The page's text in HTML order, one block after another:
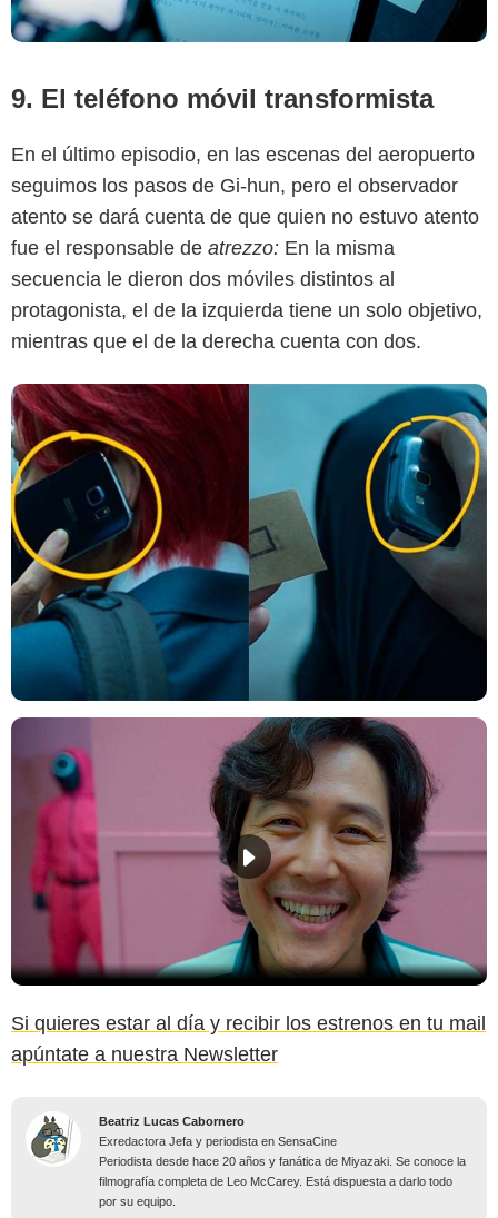
9. El teléfono móvil transformista
En el último episodio, en las escenas del aeropuerto
seguimos los pasos de Gi-hun, pero el observador
atento se dará cuenta de que quien no estuvo atento
fue el responsable de atrezzo: En la misma
secuencia le dieron dos móviles distintos al
protagonista, el de la izquierda tiene un solo objetivo,
mientras que el de la derecha cuenta con dos.
Si quieres estar al día y recibir los estrenos en tu mail
apúntate a nuestra Newsletter
Beatriz Lucas Cabornero
Exredactora Jefa y periodista en SensaCine
Periodista desde hace 20 años y fanática de Miyazaki. Se conoce la
filmografía completa de Leo McCarey. Está dispuesta a darlo todo
por su equipo.